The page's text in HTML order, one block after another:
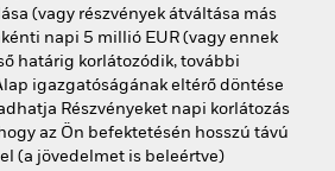
(vagy részvények átváltása más
napi 5 millió EUR (vagy ennek
határig korlátozódik, további
igazgatóságának eltérő döntése
Részvényeket napi korlátozás
az Ön befektetésén hosszú távú
(a jövedelmet is beleértve)